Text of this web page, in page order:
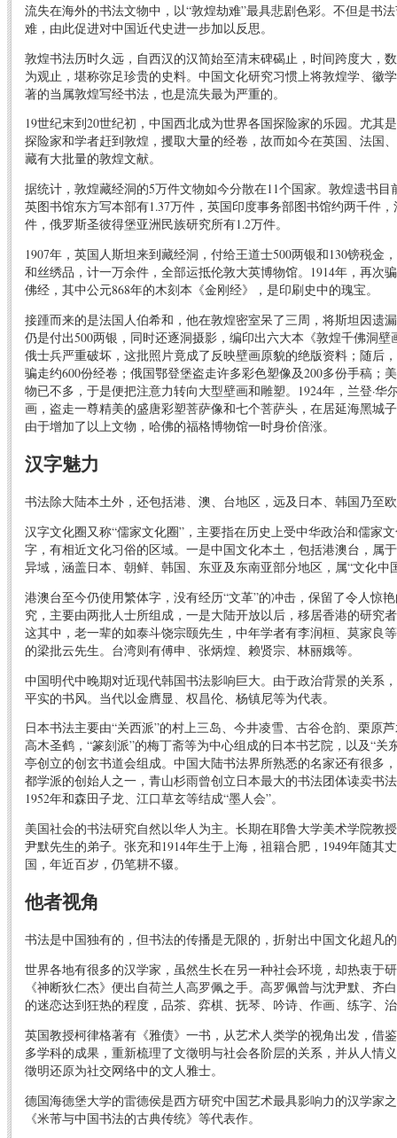
流失在海外的书法文物中，以“敦煌劫难”最具悲剧色彩。不但是书
难，由此促进对中国近代史进一步加以反思。
敦煌书法历时久远，自西汉的汉简始至清末碑碣止，时间跨度大，
为观止，堪称弥足珍贵的史料。中国文化研究习惯上将敦煌学、徽
著的当属敦煌写经书法，也是流失最为严重的。
19世纪末到20世纪初，中国西北成为世界各国探险家的乐园。尤其
探险家和学者赶到敦煌，攫取大量的经卷，故而如今在英国、法国
藏有大批量的敦煌文献。
据统计，敦煌藏经洞的5万件文物如今分散在11个国家。敦煌遗书
英图书馆东方写本部有1.37万件，英国印度事务部图书馆约两千件
件，俄罗斯圣彼得堡亚洲民族研究所有1.2万件。
1907年，英国人斯坦来到藏经洞，付给王道士500两银和130镑税金
和丝绣品，计一万余件，全部运抵伦敦大英博物馆。1914年，再次
佛经，其中公元868年的木刻本《金刚经》，是印刷史中的瑰宝。
接踵而来的是法国人伯希和，他在敦煌密室呆了三周，将斯坦因遗
仍是付出500两银，同时还逐洞摄影，编印出六大本《敦煌千佛洞
俄士兵严重破坏，这批照片竟成了反映壁画原貌的绝版资料；随后
骗走约600份经卷；俄国鄂登堡盗走许多彩色塑像及200多份手稿；
物已不多，于是便把注意力转向大型壁画和雕塑。1924年，兰登·华
画，盗走一尊精美的盛唐彩塑菩萨像和七个菩萨头，在居延海黑城
由于增加了以上文物，哈佛的福格博物馆一时身价倍涨。
汉字魅力
书法除大陆本土外，还包括港、澳、台地区，远及日本、韩国乃至
汉字文化圈又称“儒家文化圈”，主要指在历史上受中华政治和儒家
字，有相近文化习俗的区域。一是中国文化本土，包括港澳台，属
异域，涵盖日本、朝鲜、韩国、东亚及东南亚部分地区，属“文化中
港澳台至今仍使用繁体字，没有经历“文革”的冲击，保留了令人惊
究，主要由两批人士所组成，一是大陆开放以后，移居香港的研究
这其中，老一辈的如泰斗饶宗颐先生，中年学者有李润桓、莫家良
的梁批云先生。台湾则有傅申、张炳煌、赖贤宗、林丽娥等。
中国明代中晚期对近现代韩国书法影响巨大。由于政治背景的关系
平实的书风。当代以金膺显、权昌伦、杨镇尼等为代表。
日本书法主要由“关西派”的村上三岛、今井凌雪、古谷仓韵、栗原
高木圣鹤，“篆刻派”的梅丁斋等为中心组成的日本书艺院，以及“关
亭创立的创玄书道会组成。中国大陆书法界所熟悉的名家还有很多
都学派的创始人之一，青山杉雨曾创立日本最大的书法团体读卖书
1952年和森田子龙、江口草玄等结成“墨人会”。
美国社会的书法研究自然以华人为主。长期在耶鲁大学美术学院教
尹默先生的弟子。张充和1914年生于上海，祖籍合肥，1949年随其
国，年近百岁，仍笔耕不辍。
他者视角
书法是中国独有的，但书法的传播是无限的，折射出中国文化超凡
世界各地有很多的汉学家，虽然生长在另一种社会环境，却热衷于
《神断狄仁杰》便出自荷兰人高罗佩之手。高罗佩曾与沈尹默、齐
的迷恋达到狂热的程度，品茶、弈棋、抚琴、吟诗、作画、练字、
英国教授柯律格著有《雅债》一书，从艺术人类学的视角出发，借
多学科的成果，重新梳理了文徵明与社会各阶层的关系，并从人情
徵明还原为社交网络中的文人雅士。
德国海德堡大学的雷德侯是西方研究中国艺术最具影响力的汉学家
《米芾与中国书法的古典传统》等代表作。